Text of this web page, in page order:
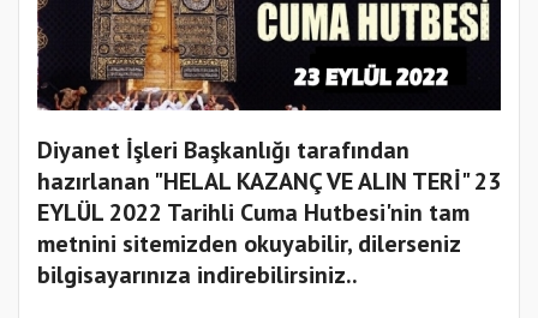
Diyanet İşleri Başkanlığı tarafından
hazırlanan "HELAL KAZANÇ VE ALIN TERİ" 23
EYLÜL 2022 Tarihli Cuma Hutbesi'nin tam
metnini sitemizden okuyabilir, dilerseniz
bilgisayarınıza indirebilirsiniz..